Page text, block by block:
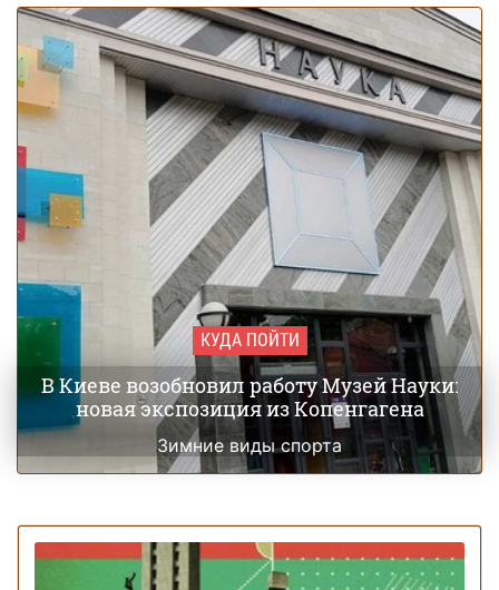
КУДА ПОЙТИ
В Киеве возобновил работу Музей Науки:
новая экспозиция из Копенгагена
Зимние виды спорта